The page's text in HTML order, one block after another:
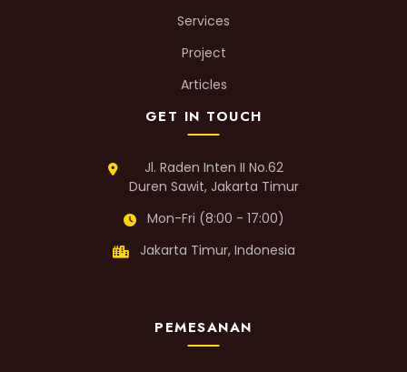
Services
Project
Articles
GET IN TOUCH
Jl. Raden Inten II No.62
Duren Sawit, Jakarta Timur
Mon-Fri (8:00 - 17:00)
Jakarta Timur, Indonesia
PEMESANAN